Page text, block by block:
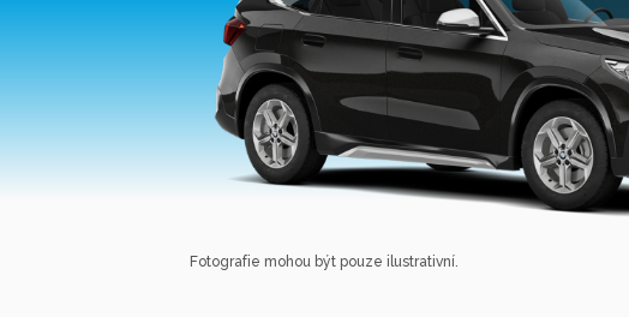
Fotografie mohou být pouze ilustrativní.